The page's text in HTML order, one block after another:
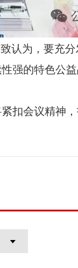
认为，要充
强的特色公
扣会议精神